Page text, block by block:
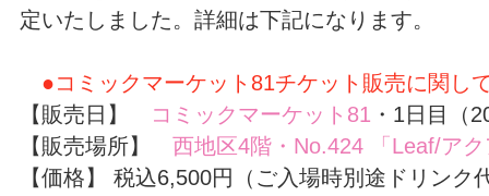
定いたしました。詳細は下記になります。
●コミックマーケット81チケット販売に関し
【販売日】
コミックマーケット81 ・1日目（
【販売場所】 西地区4階・No.424 「Leaf/ア
【価格】 税込6,500円（ご入場時別途ドリンク